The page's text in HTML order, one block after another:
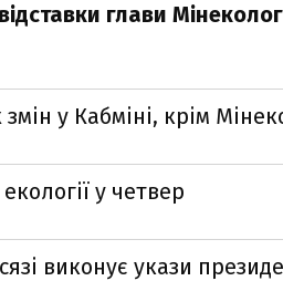
глави
у Кабміні, крім
у четвер
виконує укази